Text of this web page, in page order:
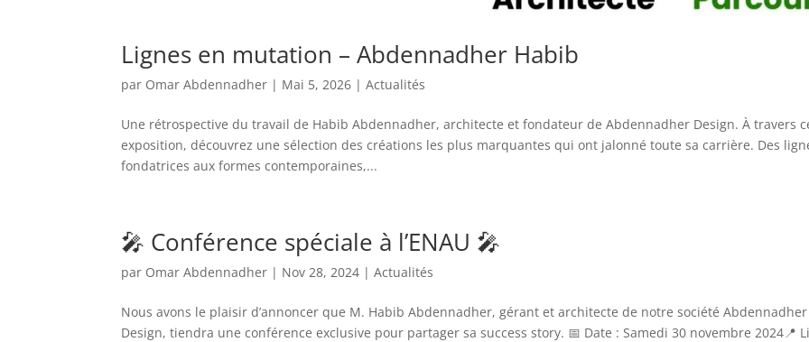
Lignes en mutation – Abdennadher Habib
par Omar Abdennadher | Mai 5, 2026 |Actualités
Une rétrospective du travail de Habib Abdennadher, architecte et fondateur de Abdennadher Design. À travers
exposition, découvrez une sélection des créations les plus marquantes qui ont jalonné toute sa carrière. Des
fondatrices aux formes contemporaines,...
🎤 Conférence spéciale à l’ENAU 🎤
par Omar Abdennadher | Nov 28, 2024 |Actualités
Nous avons le plaisir d’annoncer que M. Habib Abdennadher, gérant et architecte de notre société Abdennadher
Design, tiendra une conférence exclusive pour partager sa success story. 📅 Date : Samedi 30 novembre 2024📍